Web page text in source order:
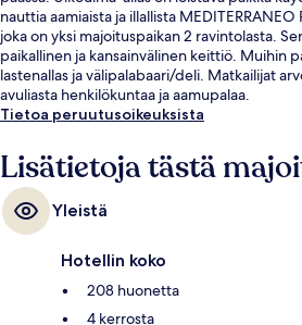
nauttia aamiaista ja illallista MEDITERRANEO
joka on yksi majoituspaikan 2 ravintolasta.
paikallinen ja kansainvälinen keittiö. Muihin
lastenallas ja välipalabaari/deli. Matkailijat
avuliasta henkilökuntaa ja aamupalaa.
Tietoa peruutusoikeuksista
Lisätietoja tästä
Yleistä
Hotellin koko
208 huonetta
4 kerrosta